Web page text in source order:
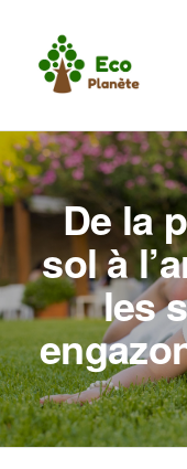
content
De la
sol à
les